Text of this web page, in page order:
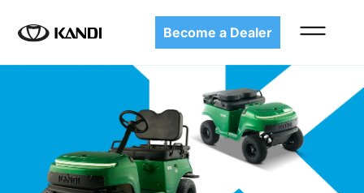
Become a Dealer